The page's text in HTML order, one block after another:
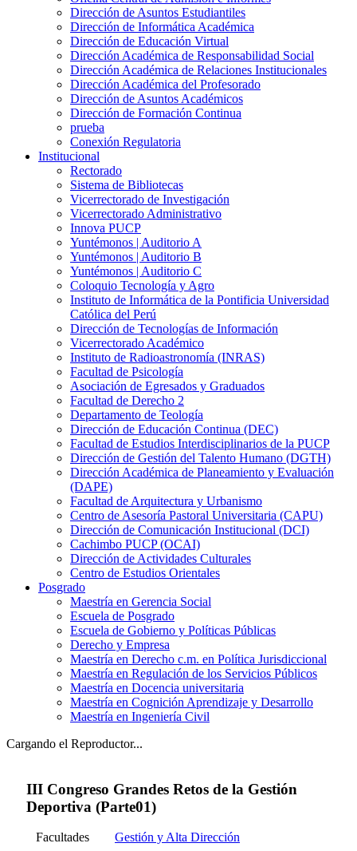
Dirección de Asuntos Estudiantiles
Dirección de Informática Académica
Dirección de Educación Virtual
Dirección Académica de Responsabilidad Social
Dirección Académica de Relaciones Institucionales
Dirección Académica del Profesorado
Dirección de Asuntos Académicos
Dirección de Formación Continua
prueba
Conexión Regulatoria
Institucional
Rectorado
Sistema de Bibliotecas
Vicerrectorado de Investigación
Vicerrectorado Administrativo
Innova PUCP
Yuntémonos | Auditorio A
Yuntémonos | Auditorio B
Yuntémonos | Auditorio C
Coloquio Tecnología y Agro
Instituto de Informática de la Pontificia Universidad
Católica del Perú
Dirección de Tecnologías de Información
Vicerrectorado Académico
Instituto de Radioastronomía (INRAS)
Facultad de Psicología
Asociación de Egresados y Graduados
Facultad de Derecho 2
Departamento de Teología
Dirección de Educación Continua (DEC)
Facultad de Estudios Interdisciplinarios de la PUCP
Dirección de Gestión del Talento Humano (DGTH)
Dirección Académica de Planeamiento y Evaluación
(DAPE)
Facultad de Arquitectura y Urbanismo
Centro de Asesoría Pastoral Universitaria (CAPU)
Dirección de Comunicación Institucional (DCI)
Cachimbo PUCP (OCAI)
Dirección de Actividades Culturales
Centro de Estudios Orientales
Posgrado
Maestría en Gerencia Social
Escuela de Posgrado
Escuela de Gobierno y Políticas Públicas
Derecho y Empresa
Maestría en Derecho c.m. en Política Jurisdiccional
Maestría en Regulación de los Servicios Públicos
Maestría en Docencia universitaria
Maestría en Cognición Aprendizaje y Desarrollo
Maestría en Ingeniería Civil
Cargando el Reproductor...
III Congreso Grandes Retos de la Gestión
Deportiva (Parte01)
Facultades
Gestión y Alta Dirección